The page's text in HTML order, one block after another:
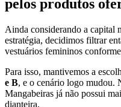
pelos produtos
Ainda considerando a capital
estratégia, decidimos filtrar
vestuários femininos
Para isso, mantivemos a
e B, e o cenário logo mudou.
Mangabeiras já não possui
dianteira.